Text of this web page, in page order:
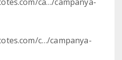
c…/campanya-